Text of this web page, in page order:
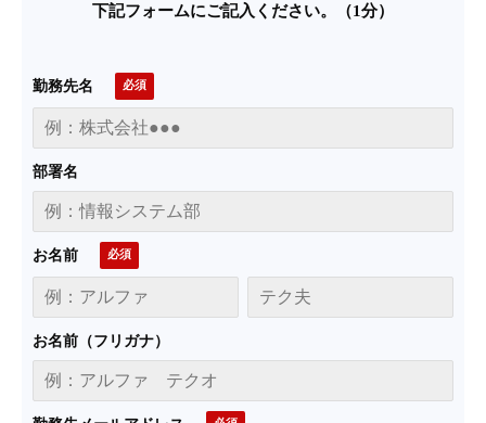
下記フォームにご記入ください。（1分）
勤務先名
部署名
お名前
お名前（フリガナ）